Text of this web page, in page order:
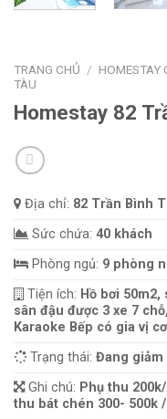
TRANG CHỦ / HOMESTAY
TÀU
Homestay 82
Địa chỉ: 82 Trần Bình
Sức chứa: 40 khách
Phòng ngủ: 9 phòng
Tiện ích: Hồ bơi
sân đậu được 3 xe 7
Karaoke Bếp có gia vị
Trạng thái: Đang giảm
Ghi chú: Phụ thu
thu bát chén 300- 500k